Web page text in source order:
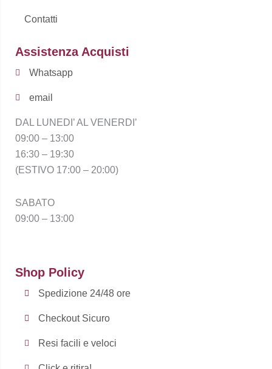
Contatti
Assistenza Acquisti
Whatsapp
email
DAL LUNEDI’ AL VENERDI’
09:00 – 13:00
16:30 – 19:30
(ESTIVO 17:00 – 20:00)
SABATO
09:00 – 13:00
Shop Policy
Spedizione 24/48 ore
Checkout Sicuro
Resi facili e veloci